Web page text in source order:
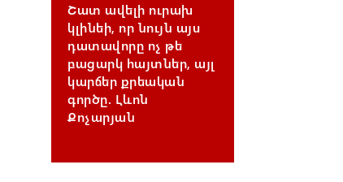
Շատ ավելի ուրախ
կլինեի, որ նույն այս
դատավորը ոչ թե
բացարկ հայտներ, այլ
կարճեր քրեական
գործը. Լևոն
Քոչարյան